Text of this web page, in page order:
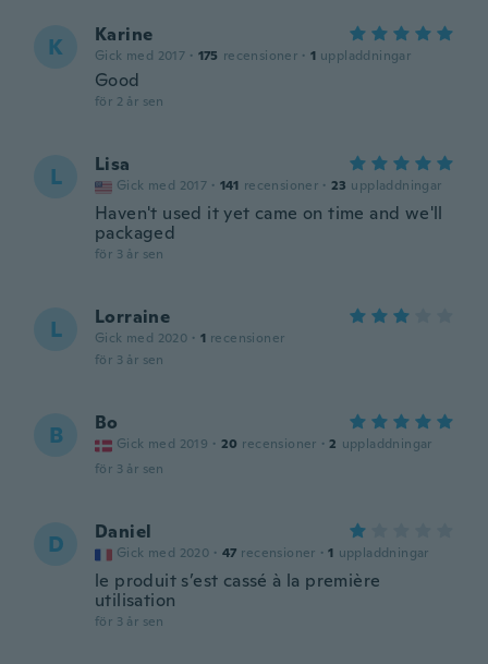
K Karine
Gick med 2017 · 175 recensioner · 1 uppladdningar
Good
för 2 år sen
L Lisa
Gick med 2017 · 141 recensioner · 23 uppladdningar
Haven't used it yet came on time and we'll
packaged
för 3 år sen
L Lorraine
Gick med 2020 · 1 recensioner
för 3 år sen
B Bo
Gick med 2019 · 20 recensioner · 2 uppladdningar
för 3 år sen
D Daniel
Gick med 2020 · 47 recensioner · 1 uppladdningar
le produit s’est cassé à la première
utilisation
för 3 år sen